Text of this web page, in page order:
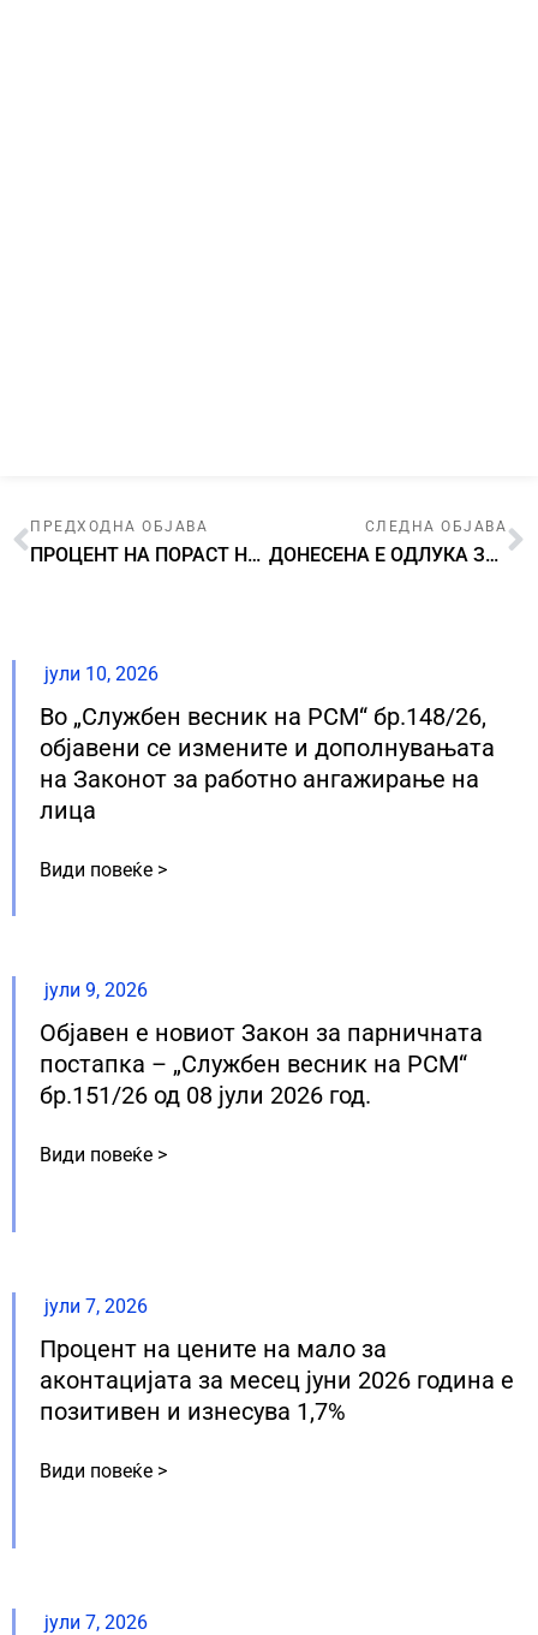
ПРЕДХОДНА ОБЈАВА
ПРОЦЕНТ НА ПОРАСТ НА ЦЕНИТЕ НА МАЛО ЗА АКОНТАЦИЈАТА ЗА ДАНОК НА ДОБИВКА ЗА МЕСЕЦ МАРТ 2025 ГОДИНА Е ПОЗИТИВЕН И ИЗНЕСУВА 1,2%
СЛЕДНА ОБЈАВА
ДОНЕСЕНА Е ОДЛУКА ЗА ИЗМЕНУВАЊЕ НА ОДЛУКАТА ЗА ДОНЕСУВАЊЕ НА НАЦИОНАЛНАТА КЛАСИФИКАЦИЈА НА ДЕЈНОСТИТЕ – НКД РЕВ.2.1
јули 10, 2026
Во „Службен весник на РСМ“ бр.148/26,
објавени се измените и дополнувањата
на Законот за работно ангажирање на
лица
Види повеќе >
јули 9, 2026
Објавен е новиот Закон за парничната
постапка – „Службен весник на РСМ“
бр.151/26 од 08 јули 2026 год.
Види повеќе >
јули 7, 2026
Процент на цените на мало за
аконтацијата за месец јуни 2026 година е
позитивен и изнесува 1,7%
Види повеќе >
јули 7, 2026